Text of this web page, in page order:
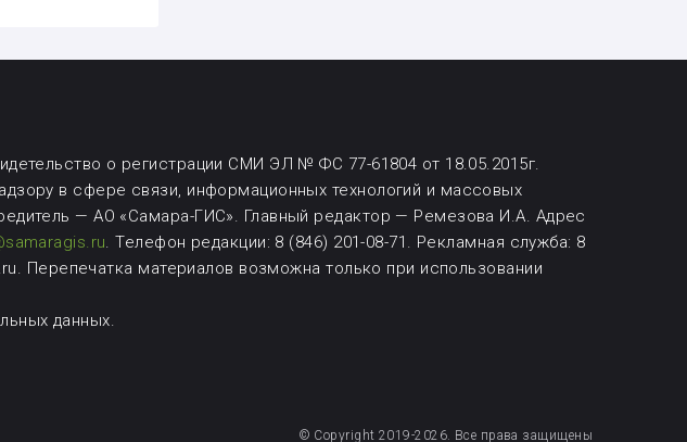
о регистрации СМИ ЭЛ № ФС 77-61804 от 18.05.2015г.
в сфере связи, информационных технологий и массовых
— АО «Самара-ГИС». Главный редактор — Ремезова И.А. Адрес
.Телефон редакции: 8 (846) 201-08-71. Рекламная служба: 8
Перепечатка материалов возможнатолько при использовании
данных.
© Copyright 2019-2026. Все права защищены